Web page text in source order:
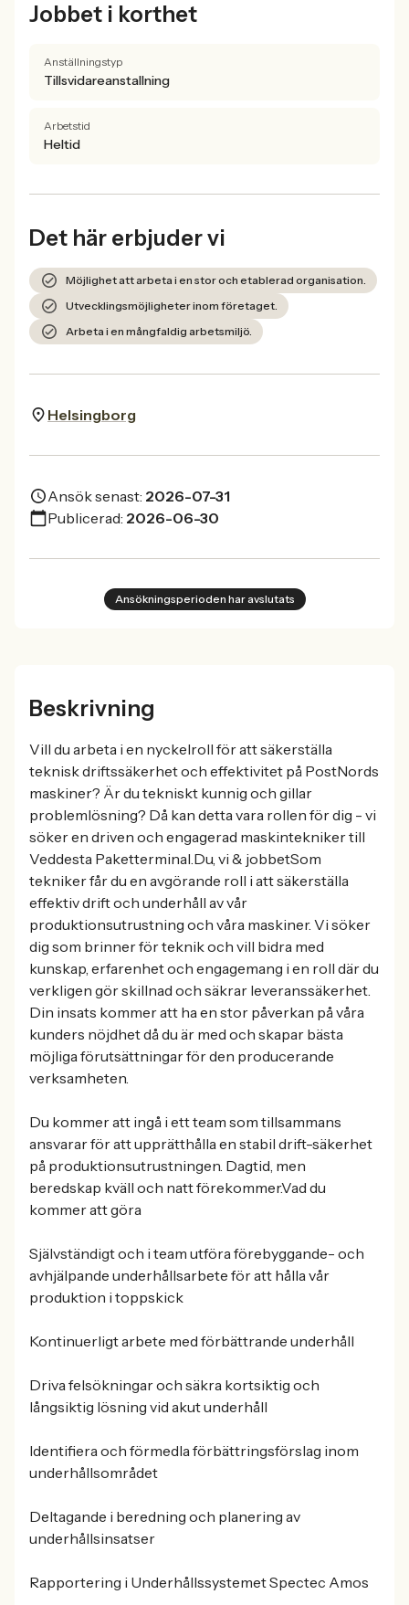
Jobbet i korthet
Anställningstyp
Tillsvidareanstallning
Arbetstid
Heltid
Det här erbjuder vi
Möjlighet att arbeta i en stor och etablerad organisation.
Utvecklingsmöjligheter inom företaget.
Arbeta i en mångfaldig arbetsmiljö.
Helsingborg
Ansök senast: 2026-07-31
Publicerad: 2026-06-30
Ansökningsperioden har avslutats
Beskrivning
Vill du arbeta i en nyckelroll för att säkerställa
teknisk driftssäkerhet och effektivitet på PostNords
maskiner? Är du tekniskt kunnig och gillar
problemlösning? Då kan detta vara rollen för dig - vi
söker en driven och engagerad maskintekniker till
Veddesta Paketterminal.Du, vi & jobbetSom
tekniker får du en avgörande roll i att säkerställa
effektiv drift och underhåll av vår
produktionsutrustning och våra maskiner. Vi söker
dig som brinner för teknik och vill bidra med
kunskap, erfarenhet och engagemang i en roll där du
verkligen gör skillnad och säkrar leveranssäkerhet.
Din insats kommer att ha en stor påverkan på våra
kunders nöjdhet då du är med och skapar bästa
möjliga förutsättningar för den producerande
verksamheten.
Du kommer att ingå i ett team som tillsammans
ansvarar för att upprätthålla en stabil drift-säkerhet
på produktionsutrustningen. Dagtid, men
beredskap kväll och natt förekommer.Vad du
kommer att göra
Självständigt och i team utföra förebyggande- och
avhjälpande underhållsarbete för att hålla vår
produktion i toppskick
Kontinuerligt arbete med förbättrande underhåll
Driva felsökningar och säkra kortsiktig och
långsiktig lösning vid akut underhåll
Identifiera och förmedla förbättringsförslag inom
underhållsområdet
Deltagande i beredning och planering av
underhållsinsatser
Rapportering i Underhållssystemet Spectec Amos